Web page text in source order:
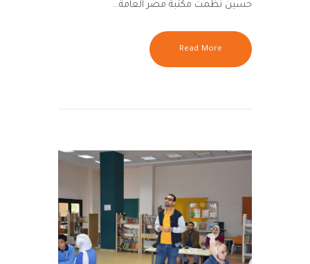
حسين نظّمت مكتبة مصر العامة…
Read More